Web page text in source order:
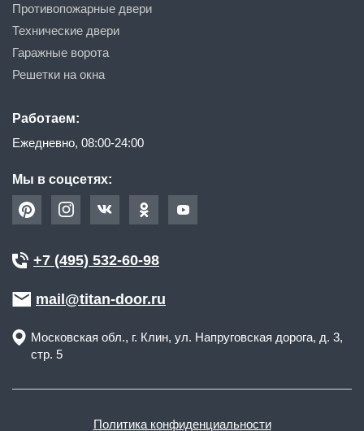
Противопожарные двери
Технические двери
Гаражные ворота
Решетки на окна
Работаем:
Ежедневно, 08:00-24:00
Мы в соцсетях:
+7 (495) 532-60-98
mail@titan-door.ru
Московская обл., г. Клин, ул. Напруговская дорога, д. 3,
стр. 5
Политика конфиденциальности